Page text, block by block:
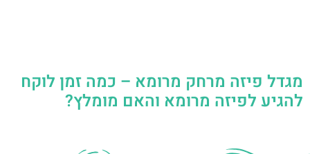
מגדל פיזה מרחק מרומא – כמה זמן לוקח
להגיע לפיזה מרומא והאם מומלץ?